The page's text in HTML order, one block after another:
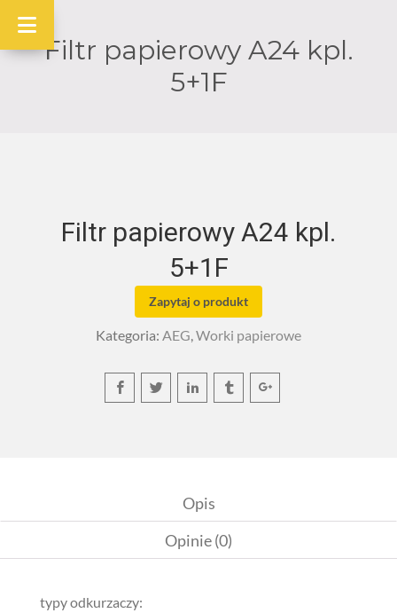
Filtr papierowy A24 kpl.
5+1F
Filtr papierowy A24 kpl.
5+1F
Zapytaj o produkt
Kategoria: AEG,Worki papierowe
Opis
Opinie (0)
typy odkurzaczy: